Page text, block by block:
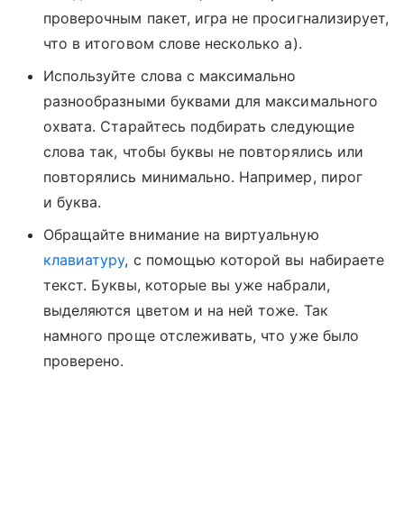
проверочным пакет, игра не просигнализирует,
что в итоговом слове несколько а).
Используйте слова с максимально
разнообразными буквами для максимального
охвата. Старайтесь подбирать следующие
слова так, чтобы буквы не повторялись или
повторялись минимально. Например, пирог
и буква.
Обращайте внимание на виртуальную
клавиатуру, с помощью которой вы набираете
текст. Буквы, которые вы уже набрали,
выделяются цветом и на ней тоже. Так
намного проще отслеживать, что уже было
проверено.